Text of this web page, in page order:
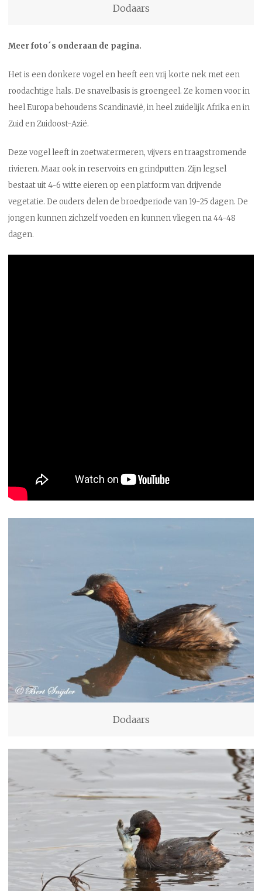
Dodaars
Meer foto´s onderaan de pagina.
Het is een donkere vogel en heeft een vrij korte nek met een
roodachtige hals. De snavelbasis is groengeel. Ze komen voor in
heel Europa behoudens Scandinavië, in heel zuidelijk Afrika en in
Zuid en Zuidoost-Azië.
Deze vogel leeft in zoetwatermeren, vijvers en traagstromende
rivieren. Maar ook in reservoirs en grindputten. Zijn legsel
bestaat uit 4-6 witte eieren op een platform van drijvende
vegetatie. De ouders delen de broedperiode van 19-25 dagen. De
jongen kunnen zichzelf voeden en kunnen vliegen na 44-48
dagen.
Dodaars